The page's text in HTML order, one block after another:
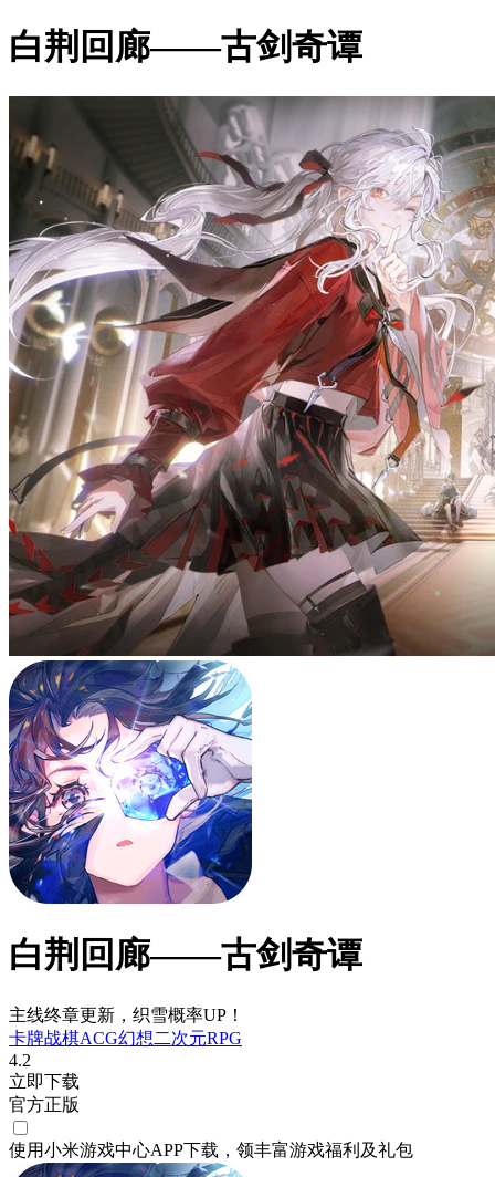
白荆回廊——古剑奇谭
白荆回廊——古剑奇谭
主线终章更新，织雪概率UP！
卡牌战棋ACG幻想二次元RPG
4.2
立即下载
官方正版
使用小米游戏中心APP下载 ，领丰富游戏福利 及礼包